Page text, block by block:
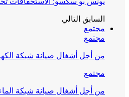
السابق التالي
مجتمع
مجتمع
من أجل أشغال صيانة شبكة
مجتمع
من أجل أشغال صيانة شبكة